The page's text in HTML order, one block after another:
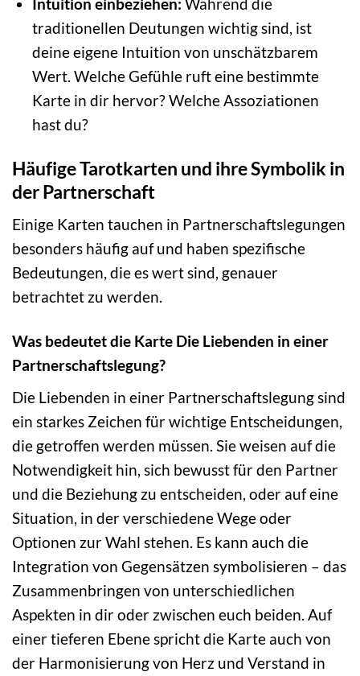
traditionellen Deutungen wichtig sind, ist
deine eigene Intuition von unschätzbarem
Wert. Welche Gefühle ruft eine bestimmte
Karte in dir hervor? Welche Assoziationen
hast du?
Häufige Tarotkarten und ihre Symbolik in
der Partnerschaft
Einige Karten tauchen in Partnerschaftslegungen
besonders häufig auf und haben spezifische
Bedeutungen, die es wert sind, genauer
betrachtet zu werden.
Was bedeutet die Karte Die Liebenden in einer
Partnerschaftslegung?
Die Liebenden in einer Partnerschaftslegung sind
ein starkes Zeichen für wichtige Entscheidungen,
die getroffen werden müssen. Sie weisen auf die
Notwendigkeit hin, sich bewusst für den Partner
und die Beziehung zu entscheiden, oder auf eine
Situation, in der verschiedene Wege oder
Optionen zur Wahl stehen. Es kann auch die
Integration von Gegensätzen symbolisieren – das
Zusammenbringen von unterschiedlichen
Aspekten in dir oder zwischen euch beiden. Auf
einer tieferen Ebene spricht die Karte auch von
der Harmonisierung von Herz und Verstand in